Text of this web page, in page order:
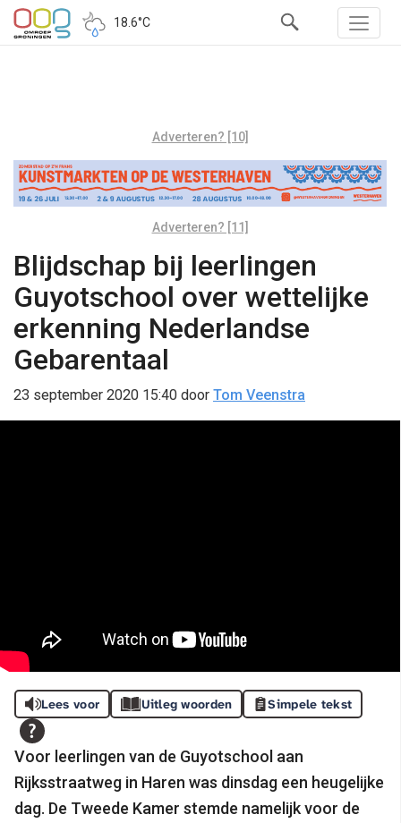
18.6°C
Adverteren? [10]
Adverteren? [11]
Blijdschap bij leerlingen
Guyotschool over wettelijke
erkenning Nederlandse
Gebarentaal
23 september 2020 15:40 door Tom Veenstra
Lees voor Uitleg woorden Simpele tekst
Voor leerlingen van de Guyotschool aan
Rijksstraatweg in Haren was dinsdag een heugelijke
dag. De Tweede Kamer stemde namelijk voor de